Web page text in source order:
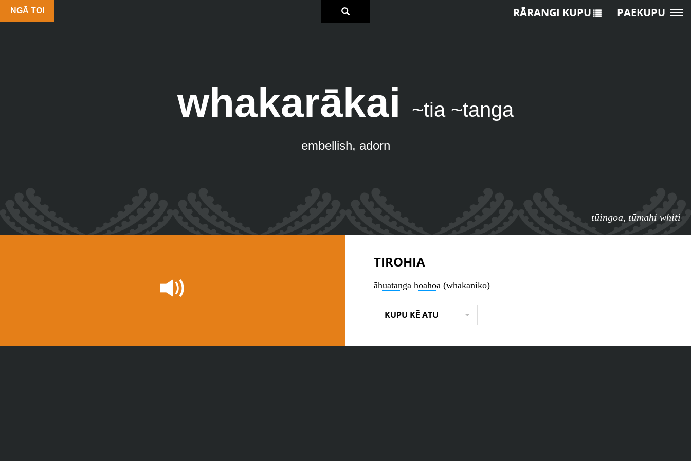
NGĀ TOI
whakarākai ~tia ~tanga
embellish, adorn
tūingoa, tūmahi whiti
RĀRANGI KUPU PAEKUPU
TIROHIA
āhuatanga hoahoa (whakaniko)
KUPU KĒ ATU